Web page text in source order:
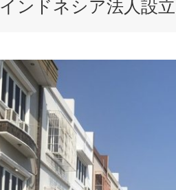
インドネシア法人設